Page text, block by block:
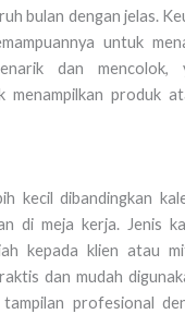
bulan dengan jelas.
untuk
dan mencolok,
menampilkan produk
kecil dibandingkan
di meja kerja. Jenis
kepada klien atau
dan mudah
tampilan profesional